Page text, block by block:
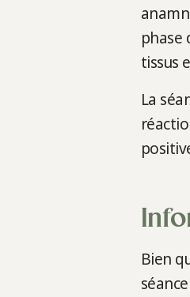
phase
tissus
La
Bien